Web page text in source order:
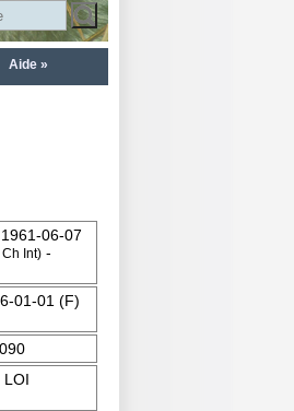
Aide »
1961-06-07
Int) -
01-01 (F)
LOI